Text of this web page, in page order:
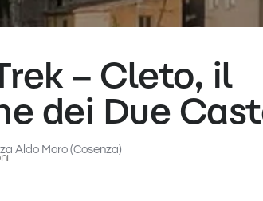
– Cleto, il
dei Due
Aldo Moro (Cosenza)